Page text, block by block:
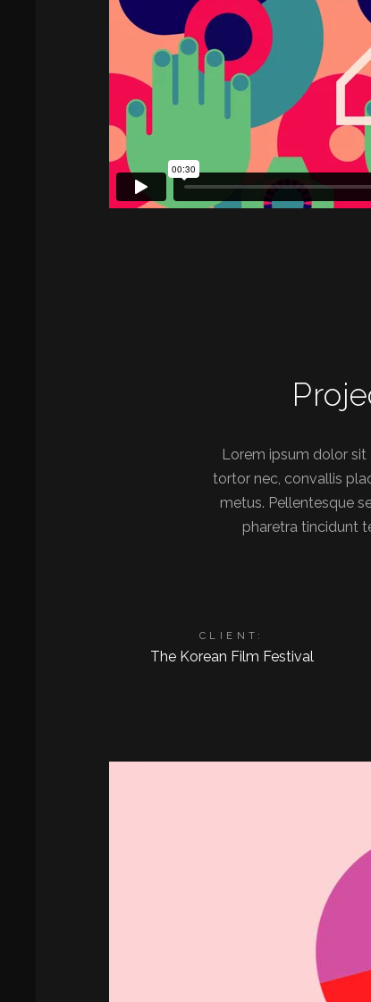
Lorem ipsum dolor
tortor nec, convallis
metus. Pellentesque
pharetra tincidunt
CLIENT:
The Korean Film Festival